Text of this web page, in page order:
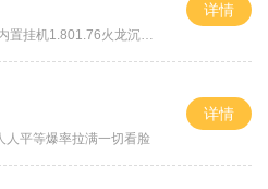
挂机1.801.76火龙沉默微变
详情
人平等爆率拉满一切看脸
详情